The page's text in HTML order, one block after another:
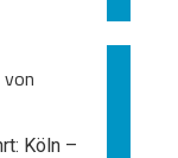
von
Köln –